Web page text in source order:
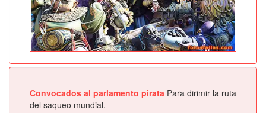
Convocados al parlamento pirata Para dirimir la ruta
del saqueo mundial.